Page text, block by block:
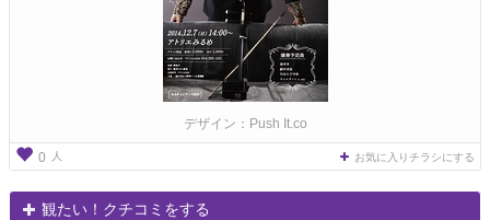
デザイン：Push It.co
0 人 お気に入りチラシにする
観たい！クチコミをする